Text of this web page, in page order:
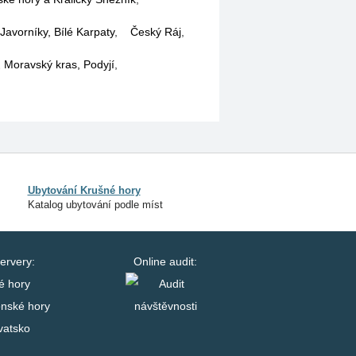
Bílé Karpaty, Český Ráj
Moravský kras, Podyjí
Ubytování Krušné hory
Katalog ubytování podle míst
hory
hory
Online audit: